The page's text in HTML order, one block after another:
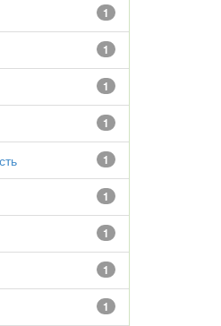
1
1
1
1
1
1
1
1
1